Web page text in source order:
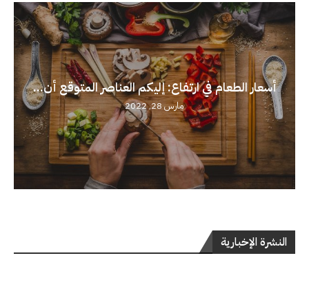
أسعار الطعام في ارتفاع: إليكم العناصر المتوقع أن...
مارس 28, 2022
النشرة الإخبارية